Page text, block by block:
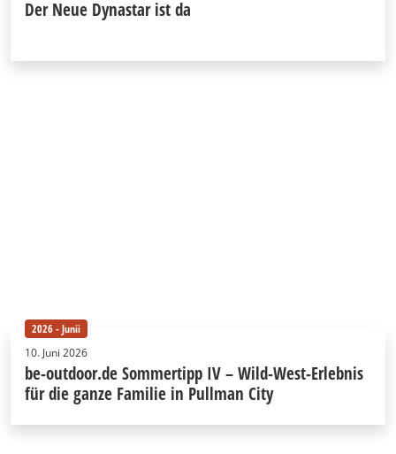
Der Neue Dynastar ist da
2026 - Junii
10. Juni 2026
be-outdoor.de Sommertipp IV – Wild-West-Erlebnis
für die ganze Familie in Pullman City